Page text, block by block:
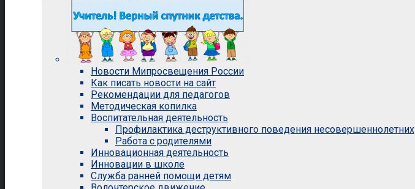
Новости Мипросвещения России
Как писать новости на сайт
Рекомендации для педагогов
Методическая копилка
Воспитательная деятельность
Профилактика деструктивного поведения несовершеннолетних
Работа с родителями
Инновационная деятельность
Инновации в школе
Служба ранней помощи детям